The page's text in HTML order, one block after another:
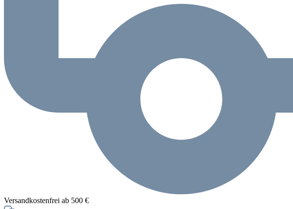
Versandkostenfrei ab 500 €